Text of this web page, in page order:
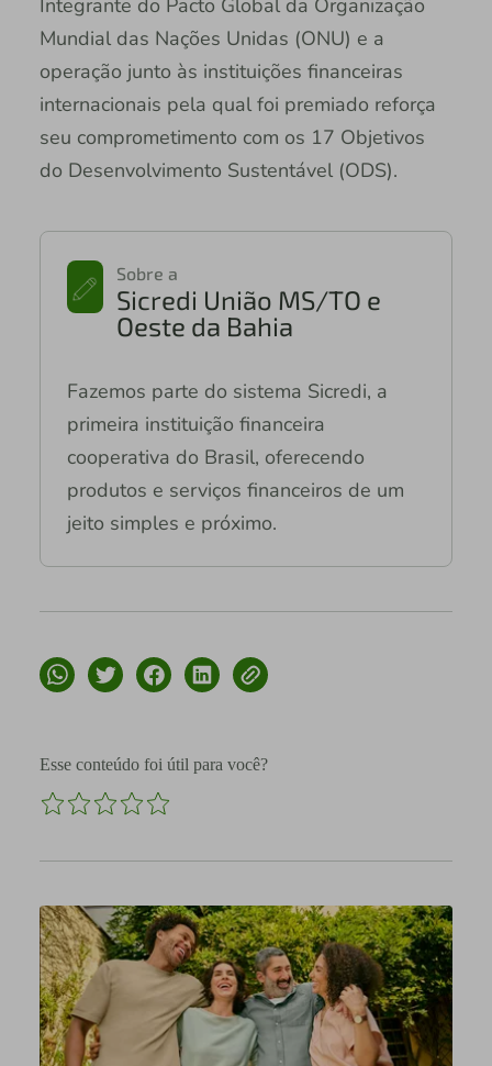
Integrante do Pacto Global da Organização
Mundial das Nações Unidas (ONU) e a
operação junto às instituições financeiras
internacionais pela qual foi premiado reforça
seu comprometimento com os 17 Objetivos
do Desenvolvimento Sustentável (ODS).
Sobre a
Sicredi União MS/TO e
Oeste da Bahia
Fazemos parte do sistema Sicredi, a
primeira instituição financeira
cooperativa do Brasil, oferecendo
produtos e serviços financeiros de um
jeito simples e próximo.
Esse conteúdo foi útil para você?